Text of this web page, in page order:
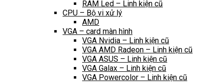
RAM Led – Linh kiện cũ
CPU – Bộ vi xử lý
AMD
VGA – card màn hình
VGA Nvidia – Linh kiện cũ
VGA AMD Radeon – Linh kiện cũ
VGA ASUS – Linh kiện cũ
VGA Galax – Linh kiện cũ
VGA Powercolor – Linh kiện cũ